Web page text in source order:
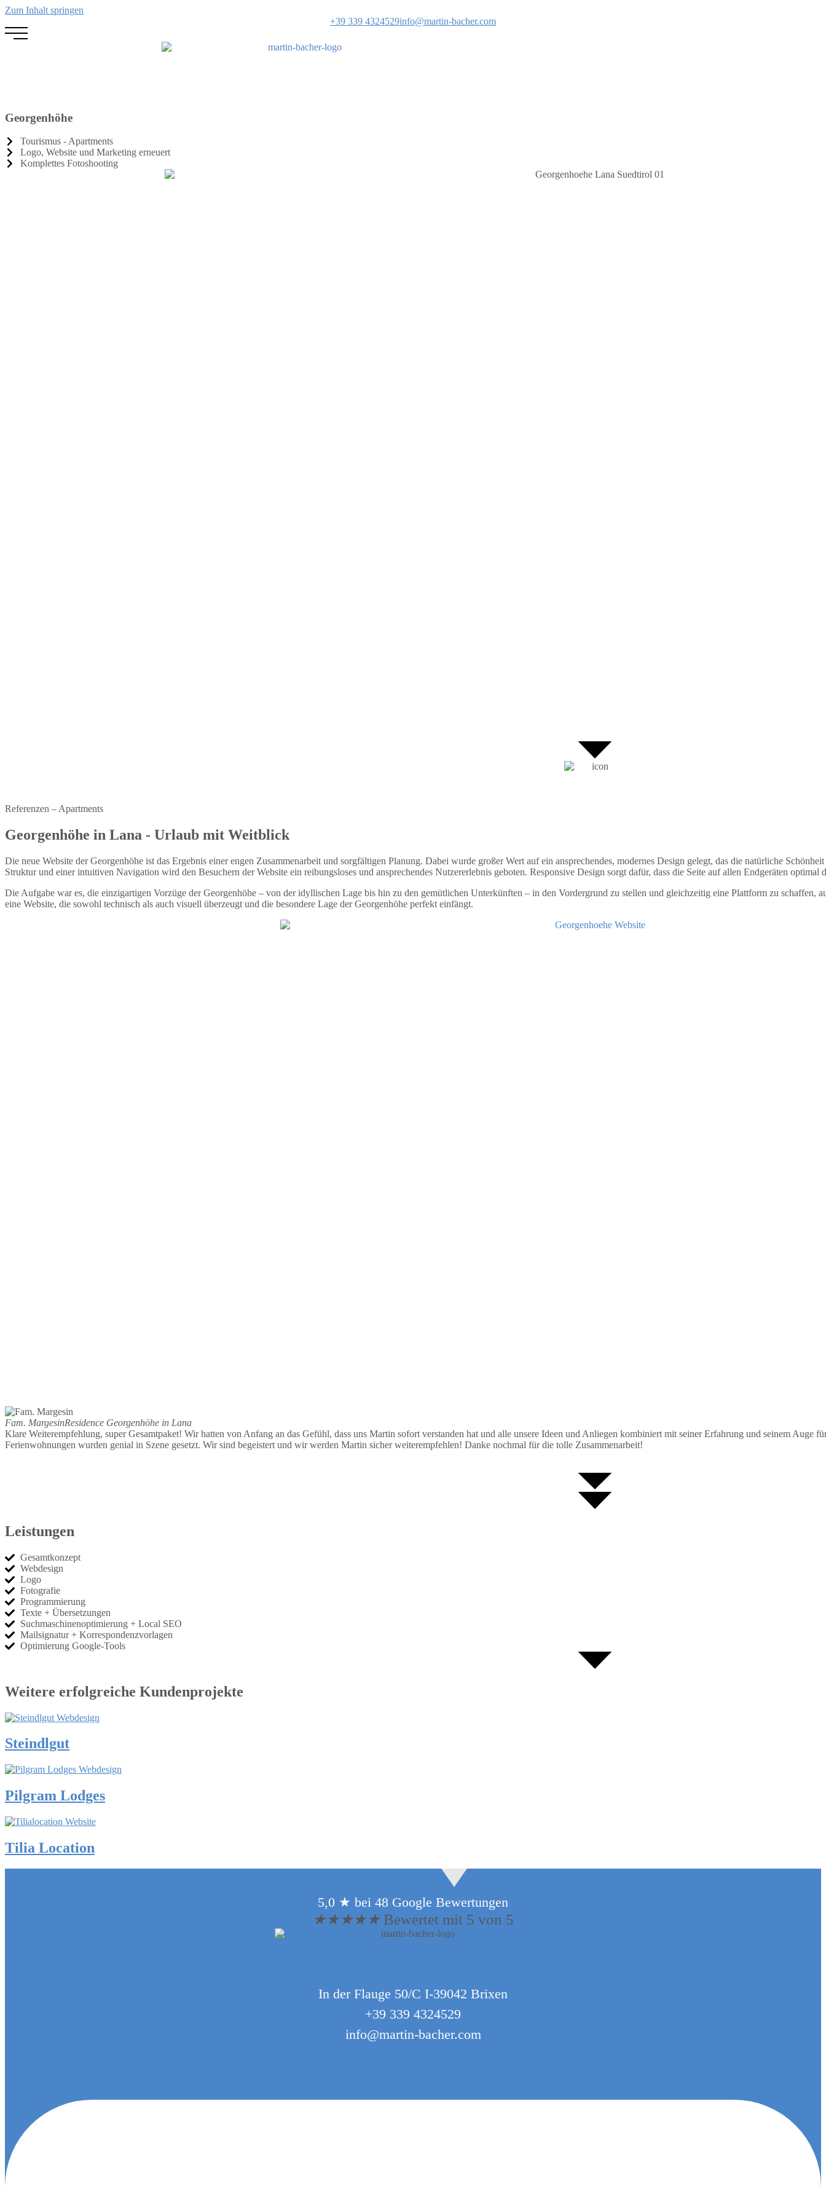
Zum Inhalt springen
+39 339 4324529info@martin-bacher.com
Georgenhöhe
Tourismus - Apartments
Logo, Website und Marketing erneuert
Komplettes Fotoshooting
Referenzen – Apartments
Georgenhöhe in Lana - Urlaub mit Weitblick
Die neue Website der Georgenhöhe ist das Ergebnis einer engen Zusammenarbeit und sorgfältigen Planung. Dabei wurde großer Wert auf ein ansprechendes, modernes Design gelegt, das die natürliche
Struktur und einer intuitiven Navigation wird den Besuchern der Website ein reibungsloses und ansprechendes Nutzererlebnis geboten. Responsive Design sorgt dafür, dass die Seite auf allen Endgeräten
Die Aufgabe war es, die einzigartigen Vorzüge der Georgenhöhe – von der idyllischen Lage bis hin zu den gemütlichen Unterkünften – in den Vordergrund zu stellen und gleichzeitig eine Plattform zu schaffen,
eine Website, die sowohl technisch als auch visuell überzeugt und die besondere Lage der Georgenhöhe perfekt einfängt.
Fam. MargesinResidence Georgenhöhe in Lana
Klare Weiterempfehlung, super Gesamtpaket! Wir hatten von Anfang an das Gefühl, dass uns Martin sofort verstanden hat und alle unsere Ideen und Anliegen kombiniert mit seiner Erfahrung und seinem Auge
Ferienwohnungen wurden genial in Szene gesetzt. Wir sind begeistert und wir werden Martin sicher weiterempfehlen! Danke nochmal für die tolle Zusammenarbeit!
Leistungen
Gesamtkonzept
Webdesign
Logo
Fotografie
Programmierung
Texte + Übersetzungen
Suchmaschinenoptimierung + Local SEO
Mailsignatur + Korrespondenzvorlagen
Optimierung Google-Tools
Weitere erfolgreiche Kundenprojekte
Steindlgut
Pilgram Lodges
Tilia Location
5,0 ★ bei 48 Google Bewertungen
★★★★★ Bewertet mit 5 von 5
In der Flauge 50/C I-39042 Brixen
+39 339 4324529
info@martin-bacher.com
Facebook-square